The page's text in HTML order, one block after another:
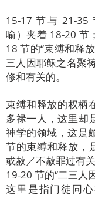
15-17 节与 21-35
喻）夹着 18-20 节
18 节的“束缚和释
三人因耶稣之名聚
修和有关的。
束缚和释放的权柄
多禄一人，这里却
神学的领域，这是
节的束缚和释放，
或赦／不赦罪过有关
19-20 节的“二三人
这里是指门徒同